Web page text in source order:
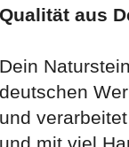
Qualität aus
Dein
deutschen
und